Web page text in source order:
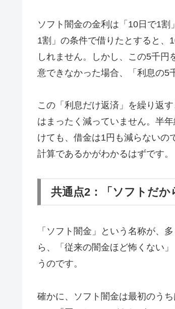
ソフト闇金の金利は「10日で1
1割」の条件で借りたとすると、
しれません。しかし、この5千
意できなかった場合、「利息の5
この「利息だけ返済」を繰り返
はまったく減っていません。半
けても、借金は1円も減らないの
計算であるかがわかるはずです。
共通点2：「ソフトだ
「ソフト闇金」という名称が、
ら、「従来の闇金ほど怖くない
うのです。
確かに、ソフト闇金は最初のう